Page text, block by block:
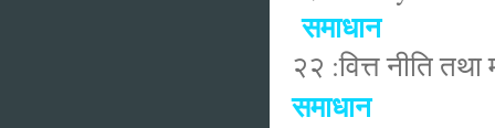
समाधान
२२ :वित्त नीति
समाधान